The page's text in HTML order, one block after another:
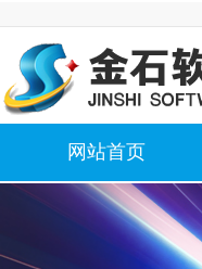
网站首页